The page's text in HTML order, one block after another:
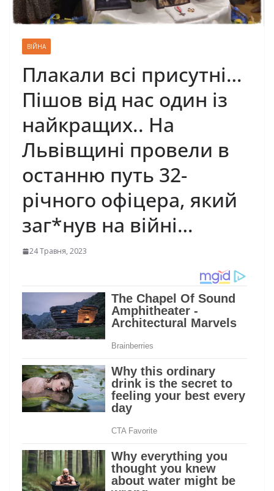
ВІЙНА
Плакали всі присутні…
Пішов від нас один із
найкращих.. Нa
Львiвщинi пpoвeли в
ocтaнню пyть 32-
piчнoгo oфiцepa, який
зaг*нyв нa війні…
24 Травня, 2023